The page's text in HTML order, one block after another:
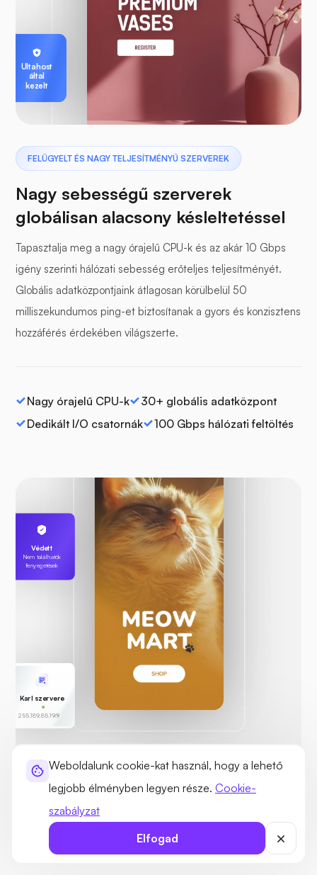
Weboldalunk cookie-kat használ, hogy a lehető
legjobb élményben legyen része. Cookie-
szabályzat
Elfogad
FELÜGYELT ÉS NAGY TELJESÍTMÉNYŰ SZERVEREK
Nagy sebességű szerverek
globálisan alacsony késleltetéssel
Tapasztalja meg a nagy órajelű CPU-k és az akár 10 Gbps
igény szerinti hálózati sebesség erőteljes teljesítményét.
Globális adatközpontjaink átlagosan körülbelül 50
milliszekundumos ping-et biztosítanak a gyors és konzisztens
hozzáférés érdekében világszerte.
Nagy órajelű CPU-k
30+ globális adatközpont
Dedikált I/O csatornák
100 Gbps hálózati feltöltés
Ultahost
által
kezelt
Védett
Nem találhatók
fenyegetések
Karl szervere
255.189.85.19
BIZTONSÁGOS ÉS MEGBÍZHATÓ
Prémium biztonság globális
tanúsítványokkal